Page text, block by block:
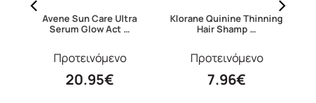
Avene Sun Care Ultra
Serum Glow Act …
Προτεινόμενο
20.95€
Klorane Quinine Thinning
Hair Shamp …
Προτεινόμενο
7.96€